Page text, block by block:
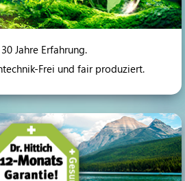
Jahre Erfahrung.
Frei und fair produziert.